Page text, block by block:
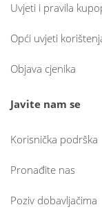
Uvjeti i pravila
Opći uvjeti
Objava cjenika
Javite nam se
Korisnička podrška
Pronađite nas
Poziv dobavljačima